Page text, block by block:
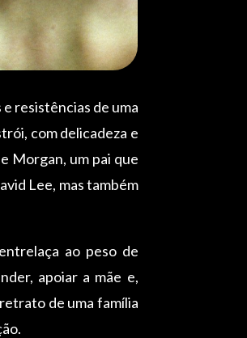
resistências de uma
com delicadeza e
Morgan, um pai que
Lee, mas também
ao peso de
apoiar a mãe e,
de uma família